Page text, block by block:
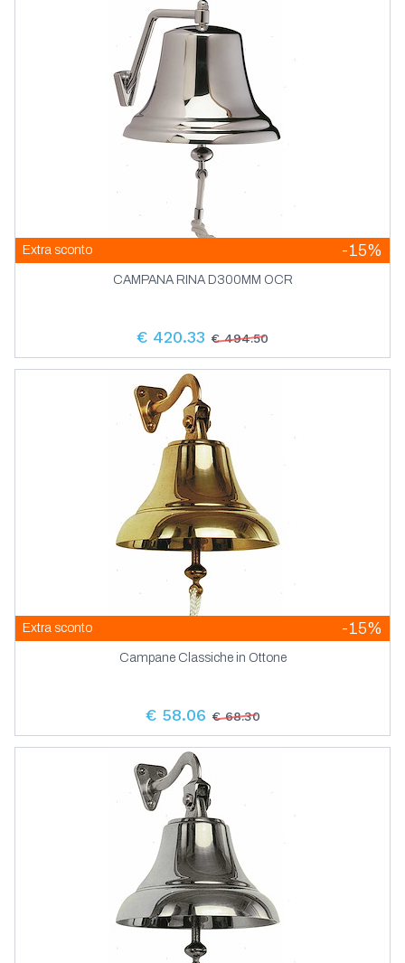
Extra sconto -15%
CAMPANA RINA D300MM OCR
€ 420.33 € 494.50
Extra sconto -15%
Campane Classiche in Ottone
€ 58.06 € 68.30
Tenditori In Acciaio Inox Aisi 316
Terminali E Lande In Acciaio Inox Aisi 316